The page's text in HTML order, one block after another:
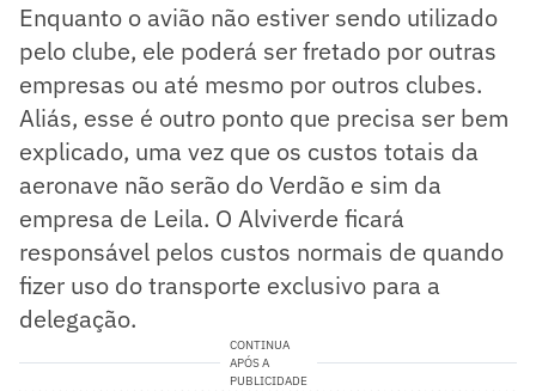
Enquanto o avião não estiver sendo utilizado
pelo clube, ele poderá ser fretado por outras
empresas ou até mesmo por outros clubes.
Aliás, esse é outro ponto que precisa ser bem
explicado, uma vez que os custos totais da
aeronave não serão do Verdão e sim da
empresa de Leila. O Alviverde ficará
responsável pelos custos normais de quando
fizer uso do transporte exclusivo para a
delegação.
CONTINUA
APÓS A
PUBLICIDADE